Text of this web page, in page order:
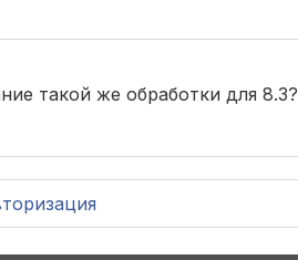
такой же обработки для 8.3?